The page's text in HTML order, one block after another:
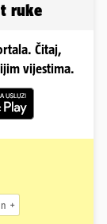
ruke
Čitaj,
vijestima.